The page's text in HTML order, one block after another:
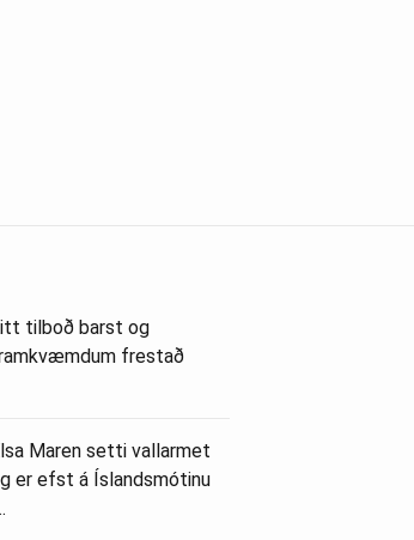
tilboð barst og
frestað
Maren setti vallarmet
er efst á Íslandsmótinu